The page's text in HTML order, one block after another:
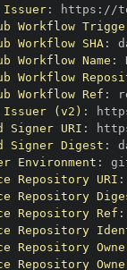
Issuer: https :
Workflow
Workflow SHA:
Workflow Name :
Workflow
Workflow Ref :
Issuer (v2) :
Signer URI :
Signer Digest :
Environment :
Repository URI :
Repository
Repository Ref :
Repository
Repository
Repository